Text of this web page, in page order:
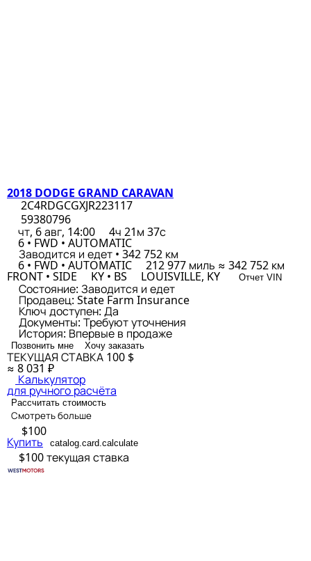
2018 DODGE GRAND CARAVAN
2C4RDGCGXJR223117
59380796
чт, 6 авг, 14:00
4ч 21м 37с
6 • FWD • AUTOMATIC
Заводится и едет • 342 752 км
6 • FWD • AUTOMATIC 212 977 миль ≈ 342 752 км
FRONT • SIDE KY • BS LOUISVILLE, KY Отчет VIN
Состояние: Заводится и едет
Продавец: State Farm Insurance
Ключ доступен: Да
Документы: Требуют уточнения
История: Впервые в продаже
Позвонить мне Хочу заказать
ТЕКУЩАЯ СТАВКА 100 $
≈ 8 031 ₽
Калькулятор
для ручного расчёта
Рассчитать стоимость
Смотреть больше
$100
Купить catalog.card.calculate
$100текущая ставка